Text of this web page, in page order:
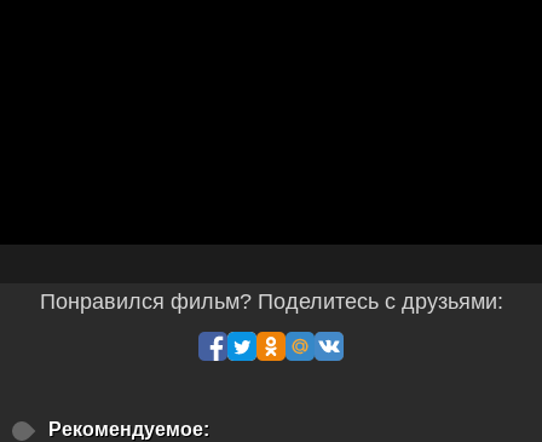
Понравился фильм? Поделитесь с друзьями:
Рекомендуемое: